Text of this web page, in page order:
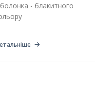
- блакитного